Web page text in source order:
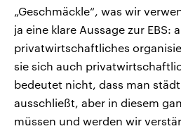
„Geschmäckle“, was wir
ja eine klare Aussage zur EBS:
privatwirtschaftliches
sie sich auch
bedeutet nicht, dass man
ausschließt, aber in diesem
müssen und werden wir